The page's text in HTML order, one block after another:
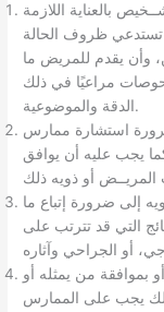
بالعناية اللازمة
تستدعي ظروف الحالة
وأن يقدم للمريض ما
مراعيًا في ذلك
الدقة والموضوعية.
استشارة ممارس
يجب عليه أن يوافق
إلى ضرورة إتباع ما
التي قد تترتب على
بموافقة من يمثله أو
ذلك يجب على الممارس